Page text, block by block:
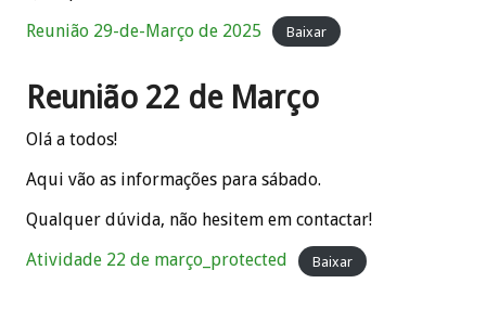
Reunião 29-de-Março de 2025
Baixar
Reunião 22 de Março
Olá a todos!
Aqui vão as informações para sábado.
Qualquer dúvida, não hesitem em contactar!
Atividade 22 de março_protected
Baixar